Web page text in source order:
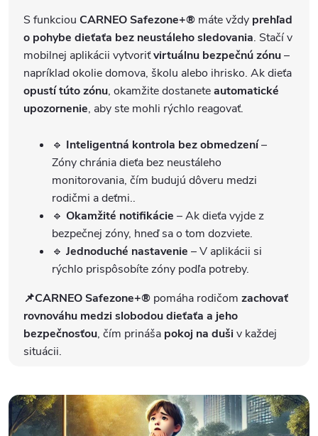
S funkciouCARNEO Safezone+® máte vždy prehľad
o pohybe dieťaťa bez neustáleho sledovania. Stačí v
mobilnej aplikácii vytvoriťvirtuálnu bezpečnú zónu–
napríklad okolie domova, školu alebo ihrisko. Ak dieťa
opustí túto zónu, okamžite dostaneteautomatické
upozornenie, aby ste mohli rýchlo reagovať.
🔹 Inteligentná kontrola bez obmedzení–
Zóny chránia dieťa bez neustáleho
monitorovania, čím budujú dôveru medzi
rodičmi a deťmi..
🔹Okamžité notifikácie – Ak dieťa vyjde z
bezpečnej zóny, hneď sa o tom dozviete.
🔹Jednoduché nastavenie – V aplikácii si
rýchlo prispôsobíte zóny podľa potreby.
📌CARNEO Safezone+® pomáha rodičomzachovať
rovnováhu medzi slobodou dieťaťa a jeho
bezpečnosťou, čím prináša pokoj na dušiv každej
situácii.